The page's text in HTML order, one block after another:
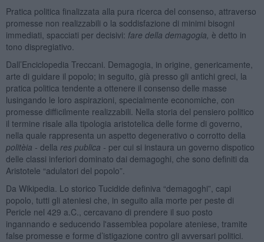
Pratica politica finalizzata alla pura ricerca del consenso, attraverso
promesse non realizzabili o la soddisfazione di minimi bisogni
immediati, spacciati per decisivi: fare della demagogia, è detto in
tono dispregiativo.
Dall’Enciclopedia Treccani. Demagogia, in origine, genericamente,
arte di guidare il popolo; in seguito, già presso gli antichi greci, la
pratica politica tendente a ottenere il consenso delle masse
lusingando le loro aspirazioni, specialmente economiche, con
promesse difficilmente realizzabili. Nella storia del pensiero politico
il termine risale alla tipologia aristotelica delle forme di governo,
nella quale rappresenta un aspetto degenerativo o corrotto della
politèia - della res publica - per cui si instaura un governo dispotico
delle classi inferiori dominato dai demagoghi, che sono definiti da
Aristotele “adulatori del popolo”.
Da Wikipedia. Lo storico Tucidide definiva “demagoghi”, capi
popolo, tutti gli ateniesi che, in seguito alla morte per peste di
Pericle nel 429 a.C., cercavano di prendere il suo posto
ingannando e seducendo l'assemblea popolare ateniese, tramite
false promesse e forme d’istigazione contro gli avversari politici.